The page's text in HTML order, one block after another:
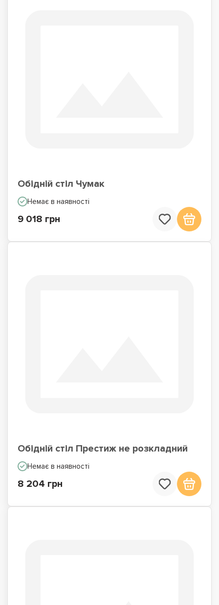
Обідній стіл Чумак
Немає в наявності
9 018 грн
Обідній стіл Престиж не розкладний
Немає в наявності
8 204 грн